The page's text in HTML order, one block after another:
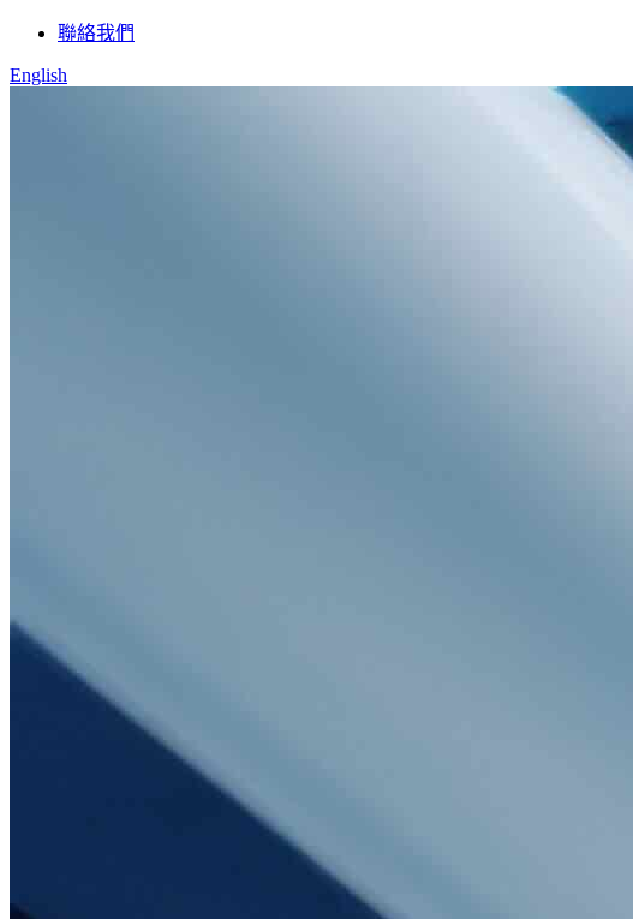
聯絡我們
English